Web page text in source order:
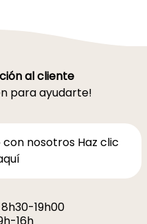
al cliente
para ayudarte!
nosotros Haz clic
19h00
16h